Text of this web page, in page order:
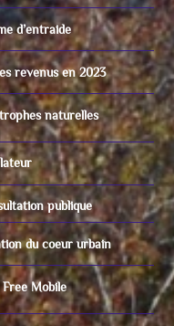
d’entraide
revenus en 2023
naturelles
publique
du coeur urbain
Mobile